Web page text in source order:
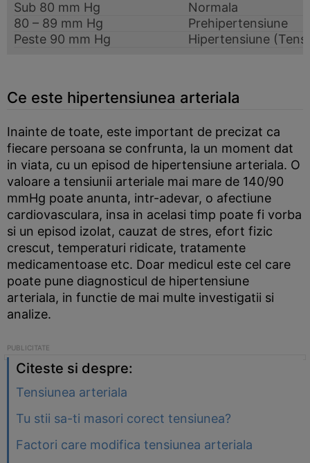
Sub 80 mm Hg
Normala
80 – 89 mm Hg
Prehipertensiune
Peste 90 mm Hg
Hipertensiune
Ce este hipertensiunea arteriala
Inainte de toate, este important de precizat ca
fiecare persoana se confrunta, la un moment dat
in viata, cu un episod de hipertensiune arteriala. O
valoare a tensiunii arteriale mai mare de 140/90
mmHg poate anunta, intr-adevar, o afectiune
cardiovasculara, insa in acelasi timp poate fi vorba
si un episod izolat, cauzat de stres, efort fizic
crescut, temperaturi ridicate, tratamente
medicamentoase etc. Doar medicul este cel care
poate pune diagnosticul de hipertensiune
arteriala, in functie de mai multe investigatii si
analize.
Citeste si despre:
Tensiunea arteriala
Tu stii sa-ti masori corect tensiunea?
Factori care modifica tensiunea arteriala